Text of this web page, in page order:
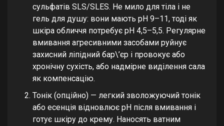
сульфатів SLS/SLES. Не мило для тіла і не
гель для душу: вони мають pH 9–11, тоді як
шкіра обличчя потребує pH 4,5–5,5. Регулярне
вмивання агресивними засобами руйнує
захисний ліпідний бар\’єр і провокує або
хронічну сухість, або надмірне виділення сала
як компенсацію.
Тонік (опційно) — легкий зволожуючий тонік
або есенція відновлює pH після вмивання і
готує шкіру до крему. Наносять ватним